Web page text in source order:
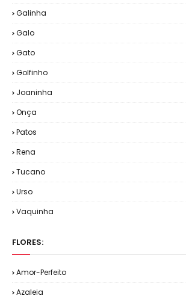
Galinha
Galo
Gato
Golfinho
Joaninha
Onça
Patos
Rena
Tucano
Urso
Vaquinha
FLORES:
Amor-Perfeito
Azaleia